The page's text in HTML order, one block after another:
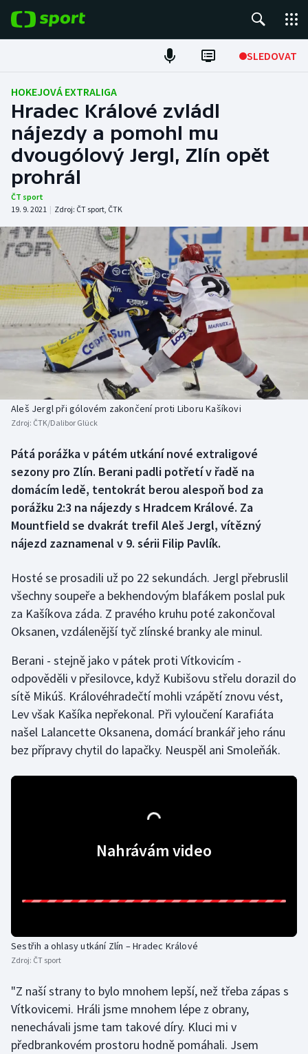
SLEDOVAT
Fotbal
Hokej
Tenis
Atletika
DALŠÍ SPORTY
Americký fotbal
Baseball a softbal
Basketbal
Biatlon
Boby a skeleton
Box
Curling
Florbal
Futsal
Golf
Házená
Jezdectví
Judo
Lyže a snowboard
Olympijské hry
Plavání
Plážový volejbal
NEPŘEHLÉDNĚTE
Soutěže
Historické návraty
Aplikace ČT sport
AZ kvíz
HOKEJOVÁ EXTRALIGA
Hradec Králové zvládl
nájezdy a pomohl mu
dvougólový Jergl, Zlín opět
prohrál
ČT sport
19. 9. 2021 | Zdroj: ČT sport, ČTK
Aleš Jergl při gólovém zakončení proti Liboru Kašíkovi
Zdroj: ČTK/Dalibor Glück
Pátá porážka v pátém utkání nové extraligové
sezony pro Zlín. Berani padli potřetí v řadě na
domácím ledě, tentokrát berou alespoň bod za
porážku 2:3 na nájezdy s Hradcem Králové. Za
Mountfield se dvakrát trefil Aleš Jergl, vítězný
nájezd zaznamenal v 9. sérii Filip Pavlík.
Hosté se prosadili už po 22 sekundách. Jergl přebruslil
všechny soupeře a bekhendovým blafákem poslal puk
za Kašíkova záda. Z pravého kruhu poté zakončoval
Oksanen, vzdálenější tyč zlínské branky ale minul.
Berani - stejně jako v pátek proti Vítkovicím -
odpověděli v přesilovce, když Kubišovu střelu dorazil do
sítě Mikúš. Královéhradečtí mohli vzápětí znovu vést,
Lev však Kašíka nepřekonal. Při vyloučení Karafiáta
našel Lalancette Oksanena, domácí brankář jeho ránu
bez přípravy chytil do lapačky. Neuspěl ani Smoleňák.
Nahrávám video
Sestřih a ohlasy utkání Zlín – Hradec Králové
Zdroj: ČT sport
"Z naší strany to bylo mnohem lepší, než třeba zápas s
Vítkovicemi. Hráli jsme mnohem lépe z obrany,
nenechávali jsme tam takové díry. Kluci mi v
předbrankovém prostoru hodně pomáhali. Jsem